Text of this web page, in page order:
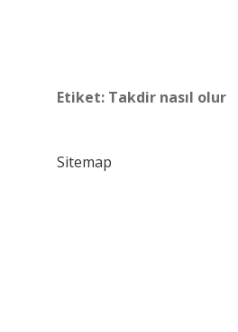
Etiket: Takdir nasıl olur
Sitemap